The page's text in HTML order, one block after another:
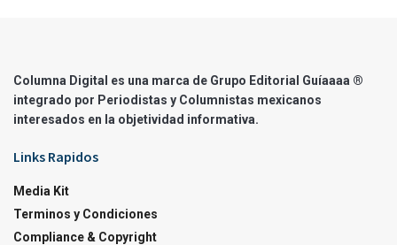
Columna Digital es una marca de Grupo Editorial Guíaaaa ®
integrado por Periodistas y Columnistas mexicanos
interesados en la objetividad informativa.
Links Rapidos
Media Kit
Terminos y Condiciones
Compliance & Copyright